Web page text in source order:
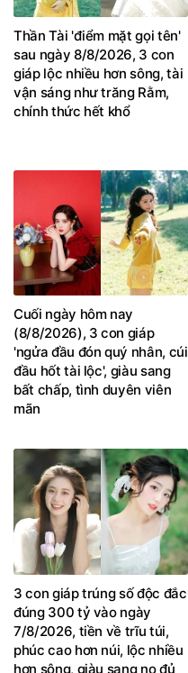
Thần Tài 'điểm mặt gọi tên'
sau ngày 8/8/2026, 3 con
giáp lộc nhiều hơn sông, tài
vận sáng như trăng Rằm,
chính thức hết khổ
Cuối ngày hôm nay
(8/8/2026), 3 con giáp
'ngửa đầu đón quý nhân, cúi
đầu hốt tài lộc', giàu sang
bất chấp, tình duyên viên
mãn
3 con giáp trúng số độc đắc
đúng 300 tỷ vào ngày
7/8/2026, tiền về trĩu túi,
phúc cao hơn núi, lộc nhiều
hơn sông, giàu sang no đủ